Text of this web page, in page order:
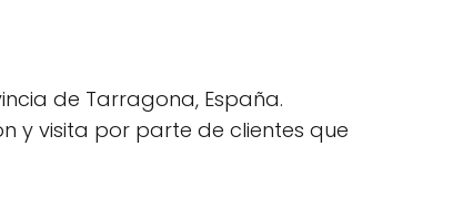
de Tarragona, España.
y visita por parte de clientes que